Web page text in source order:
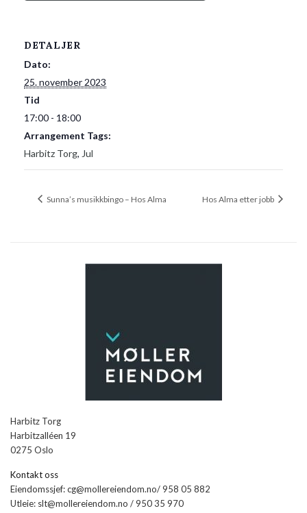
DETALJER
Dato:
25. november 2023
Tid
17:00 - 18:00
Arrangement Tags:
Harbitz Torg, Jul
Sunna’s musikkbingo – Hos Alma Hos Alma etter jobb
Harbitz Torg
Harbitzalléen 19
0275 Oslo
Kontakt oss
Eiendomssjef: cg@mollereiendom.no/ 958 05 882
Utleie: slt@mollereiendom.no / 950 35 970